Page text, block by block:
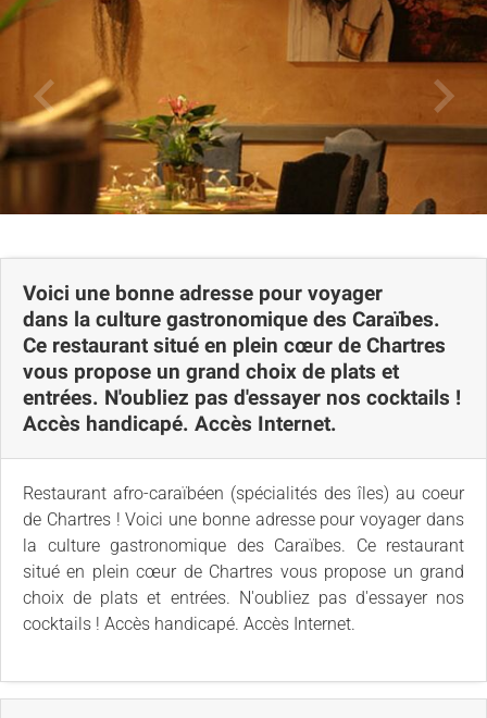
Voici une bonne adresse pour voyager
dans la culture gastronomique des Caraïbes.
Ce restaurant situé en plein cœur de Chartres
vous propose un grand choix de plats et
entrées. N'oubliez pas d'essayer nos cocktails !
Accès handicapé. Accès Internet.
Restaurant afro-caraïbéen (spécialités des îles) au coeur
de Chartres ! Voici une bonne adresse pour voyager dans
la culture gastronomique des Caraïbes. Ce restaurant
situé en plein cœur de Chartres vous propose un grand
choix de plats et entrées. N'oubliez pas d'essayer nos
cocktails ! Accès handicapé. Accès Internet.